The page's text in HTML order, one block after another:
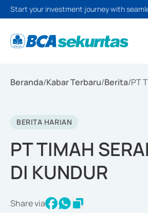
Start your investment journey with
Beranda/Kabar Terbaru/Berita/PT
BERITA HARIAN
PT TIMAH
DI KUNDUR
Share via